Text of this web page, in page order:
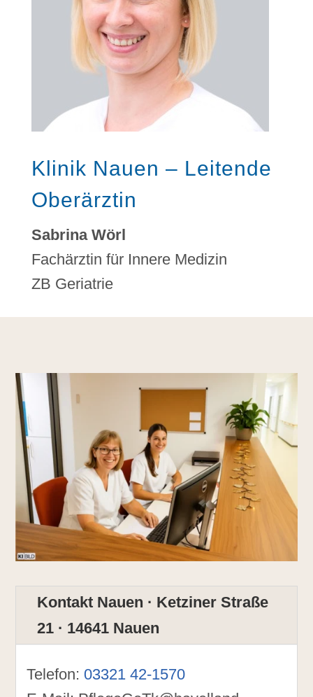
Klinik Nauen – Leitende
Oberärztin
Sabrina Wörl
Fachärztin für Innere Medizin
ZB Geriatrie
Kontakt Nauen · Ketziner Straße
21 · 14641 Nauen
Telefon: 03321 42-1570